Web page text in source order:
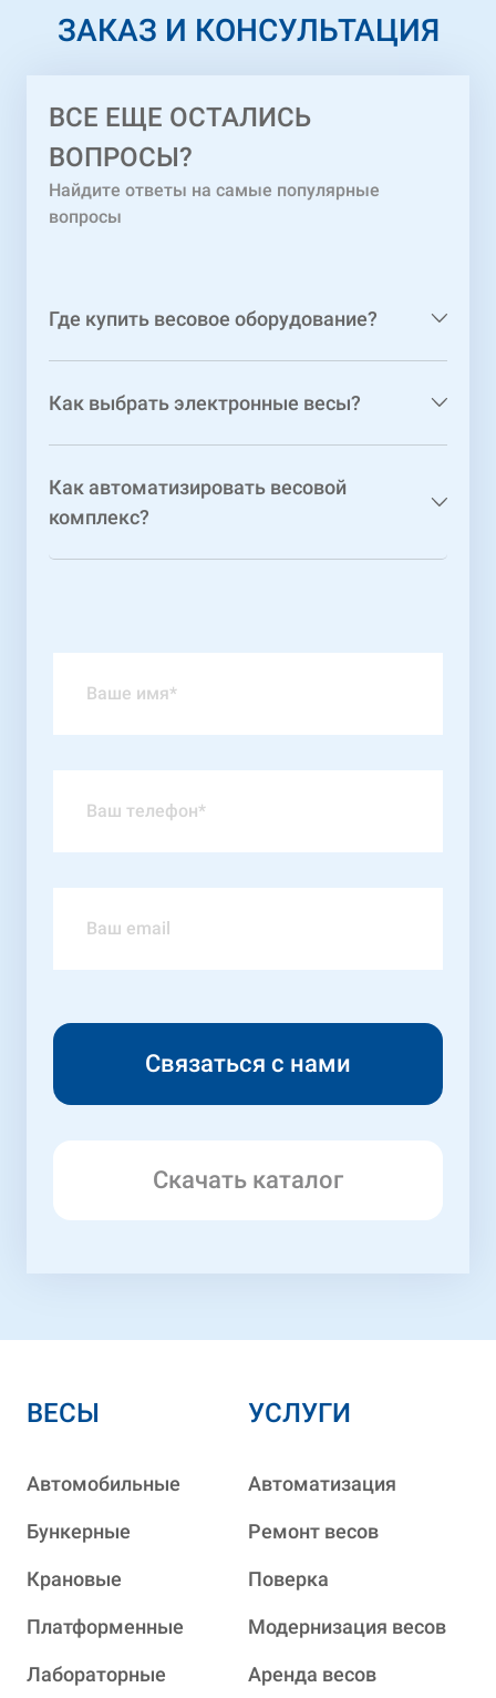
ЗАКАЗ И КОНСУЛЬТАЦИЯ
ВСЕ ЕЩЕ ОСТАЛИСЬ
ВОПРОСЫ?
Найдите ответы на самые популярные
вопросы
Где купить весовое оборудование?
Как выбрать электронные весы?
Как автоматизировать весовой
комплекс?
Скачать каталог
ВЕСЫ
Автомобильные
Бункерные
Крановые
Платформенные
Лабораторные
УСЛУГИ
Автоматизация
Ремонт весов
Поверка
Модернизация весов
Аренда весов